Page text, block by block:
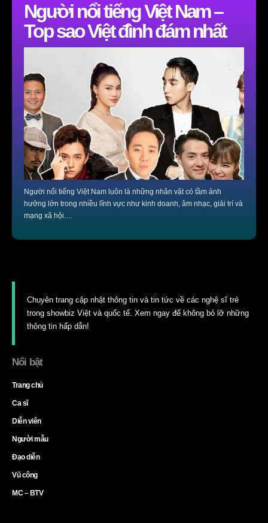
Người nổi tiếng Việt Nam –
Top sao Việt đình đám nhất
Người nổi tiếng Việt Nam luôn là những nhân vật có tầm ảnh
hưởng lớn trong nhiều lĩnh vực như kinh doanh, âm nhạc, giải trí và
mạng xã hội.…
Chuyên trang cập nhật thông tin và tin tức về các nghệ sĩ trẻ
trong showbiz Việt và quốc tế. Xem ngay để không bỏ lỡ những
thông tin hấp dẫn!
Nổi bật
Trang chủ
Ca sĩ
Diễn viên
Người mẫu
Đạo diễn
Vũ công
MC – BTV